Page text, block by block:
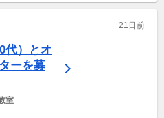
21日前
代）とオ
ーを募
室